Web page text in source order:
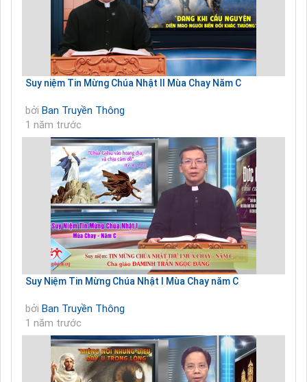
Suy niệm Tin Mừng Chúa Nhật II Mùa Chay Năm C
bởi Ban Truyền Thông
1 năm trước
Suy Niệm Tin Mừng Chúa Nhật I Mùa Chay năm C
bởi Ban Truyền Thông
1 năm trước